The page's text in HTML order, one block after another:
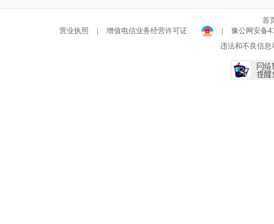
首
营业执照
增值电信业务经营许可证
豫公网安备
违法和不良信